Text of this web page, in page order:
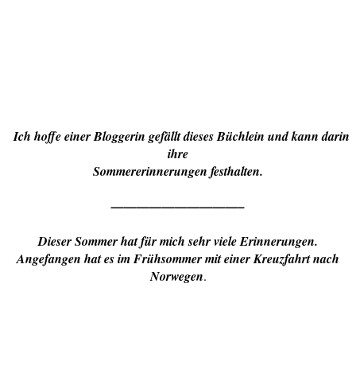
Ich hoffe einer Bloggerin gefällt dieses Büchlein und kann darin
ihre
Sommererinnerungen festhalten.
——————————–
Dieser Sommer hat für mich sehr viele Erinnerungen.
Angefangen hat es im Frühsommer mit einer Kreuzfahrt nach
Norwegen.